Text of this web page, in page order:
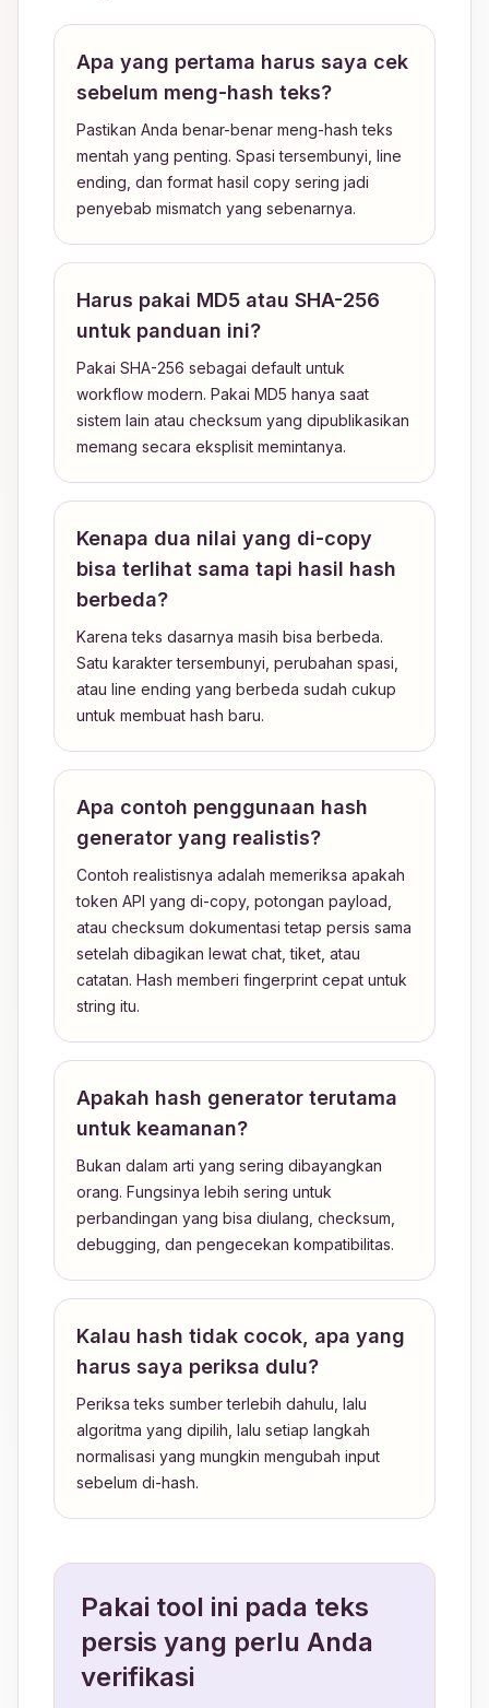
Apa yang pertama harus saya cek
sebelum meng-hash teks?
Pastikan Anda benar-benar meng-hash teks
mentah yang penting. Spasi tersembunyi, line
ending, dan format hasil copy sering jadi
penyebab mismatch yang sebenarnya.
Harus pakai MD5 atau SHA-256
untuk panduan ini?
Pakai SHA-256 sebagai default untuk
workflow modern. Pakai MD5 hanya saat
sistem lain atau checksum yang dipublikasikan
memang secara eksplisit memintanya.
Kenapa dua nilai yang di-copy
bisa terlihat sama tapi hasil hash
berbeda?
Karena teks dasarnya masih bisa berbeda.
Satu karakter tersembunyi, perubahan spasi,
atau line ending yang berbeda sudah cukup
untuk membuat hash baru.
Apa contoh penggunaan hash
generator yang realistis?
Contoh realistisnya adalah memeriksa apakah
token API yang di-copy, potongan payload,
atau checksum dokumentasi tetap persis sama
setelah dibagikan lewat chat, tiket, atau
catatan. Hash memberi fingerprint cepat untuk
string itu.
Apakah hash generator terutama
untuk keamanan?
Bukan dalam arti yang sering dibayangkan
orang. Fungsinya lebih sering untuk
perbandingan yang bisa diulang, checksum,
debugging, dan pengecekan kompatibilitas.
Kalau hash tidak cocok, apa yang
harus saya periksa dulu?
Periksa teks sumber terlebih dahulu, lalu
algoritma yang dipilih, lalu setiap langkah
normalisasi yang mungkin mengubah input
sebelum di-hash.
Pakai tool ini pada teks
persis yang perlu Anda
verifikasi